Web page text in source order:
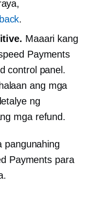
.
Maaari kang
Payments
control panel.
ang mga
ng
mga refund.
pangunahing
Payments para